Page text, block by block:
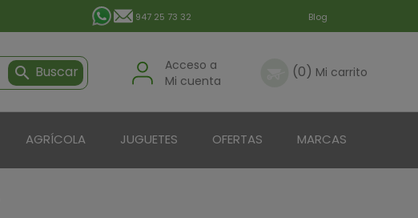
947 25 73 32 Blog
 Buscar
Acceso a
Mi cuenta
(0) Mi carrito
AGRÍCOLA JUGUETES OFERTAS MARCAS